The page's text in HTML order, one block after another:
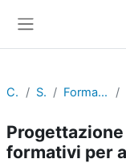
Corsi SUFFP Formazione continua
formativi per